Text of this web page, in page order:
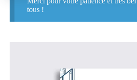
tous !